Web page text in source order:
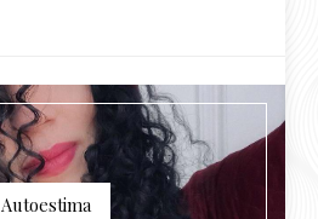
Autoestima